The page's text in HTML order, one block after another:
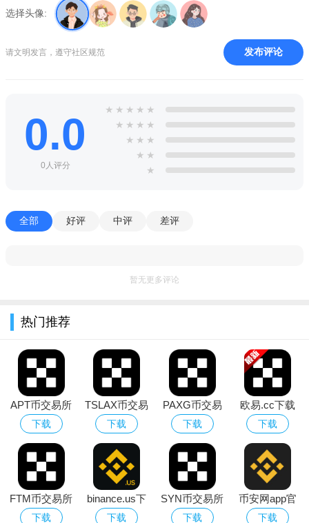
养猫吸猫，与猫友在线交流，分享养猫心得，一起云养猫，关爱
流浪猫。
旨在用科学手段支持更多人参与到流浪猫关爱与社区环境治
理行动
1、养猫者独有的社区，可以和万千猫友交流养猫的知识、分
猫的路上大家一起同行。
2、涵盖猫咪各种服务，包括上门喂养家庭寄养，疫苗驱虫体
检等常见医疗服务，托运摄影配种等商家合作服务，让您养猫更
加方便。
2、体系化的养猫知识，为你一一梳理养猫过程中可能遇见的
问题和困惑，告诉你靠谱的解决办法。科学养猫，我们说到做
到！
特色
1、致力于关爱流浪猫，通过线上即时通信交流，及时掌握流
选择头像:
请文明发言，遵守社区规范 发布评论
0.0
0人评分
★ ★ ★ ★ ★
★ ★ ★ ★
★ ★ ★
★ ★
★
全部 好评 中评 差评
暂无更多评论
热门推荐
APT币交易所
官方最新app
下载
下载
TSLAX币交易
所官方下载最
新版本
下载
PAXG币交易
所app官方中
文版下载
下载
欧易.cc下载
官方最新版
下载
FTM币交易所
app下载正版
下载
binance.us下
载官方最新版
下载
SYN币交易所
app官网最新
下载
币安网app官
方安卓版
下载